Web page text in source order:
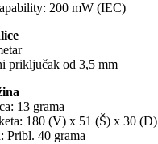
200 mW (IEC)
priključak od 3,5 mm
13 grama
180 (V) x 51 (Š) x 30
Pribl. 40 grama